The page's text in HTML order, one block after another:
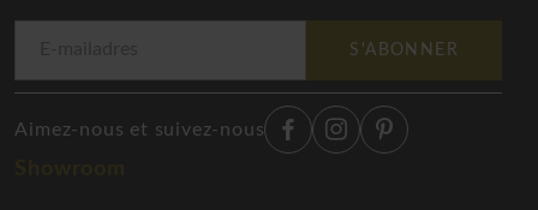
S'ABONNER
Aimez-nous et suivez-nous